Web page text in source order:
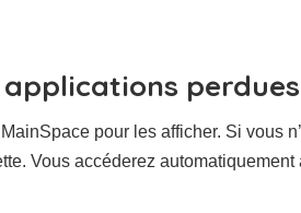
pour les afficher. Si vous
Vous accéderez